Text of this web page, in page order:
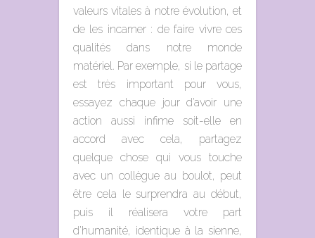
valeurs vitales à notre évolution, et
de les incarner : de faire vivre ces
qualités dans notre monde
matériel. Par exemple, si le partage
est très important pour vous,
essayez chaque jour d’avoir une
action aussi infime soit-elle en
accord avec cela, partagez
quelque chose qui vous touche
avec un collègue au boulot, peut
être cela le surprendra au début,
puis il réalisera votre part
d’humanité, identique à la sienne,